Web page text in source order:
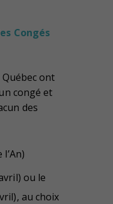
Congés
Québec ont
congé et
des
ou le
au choix